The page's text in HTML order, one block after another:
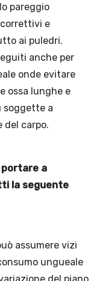
pareggio
correttivi e
ai puledri.
anche per
onde evitare
ossa lunghe e
soggette a
del carpo.
portare a
la seguente
assumere vizi
ungueale
del piano